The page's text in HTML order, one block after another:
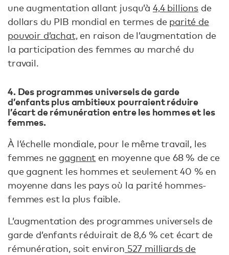
une augmentation allant jusqu’à 4,4 billionsde
dollars du PIB mondial en termes de parité de
pouvoir d’achat,en raison de l’augmentation de
la participation des femmes au marché du
travail.
4. Des programmes universels de garde
d’enfants plus ambitieux pourraient réduire
l’écart de rémunération entre les hommes et les
femmes.
À l’échelle mondiale, pour le même travail, les
femmes ne gagnent en moyenne que 68 % de ce
que gagnent les hommes et seulement 40 % en
moyenne dans les pays où la parité hommes-
femmes est la plus faible.
L’augmentation des programmes universels de
garde d’enfants réduirait de 8,6 % cet écart de
rémunération, soit environ 527 milliards de